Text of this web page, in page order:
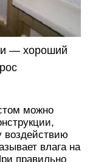
— хороший
можно
воздействию
влага на
правильно